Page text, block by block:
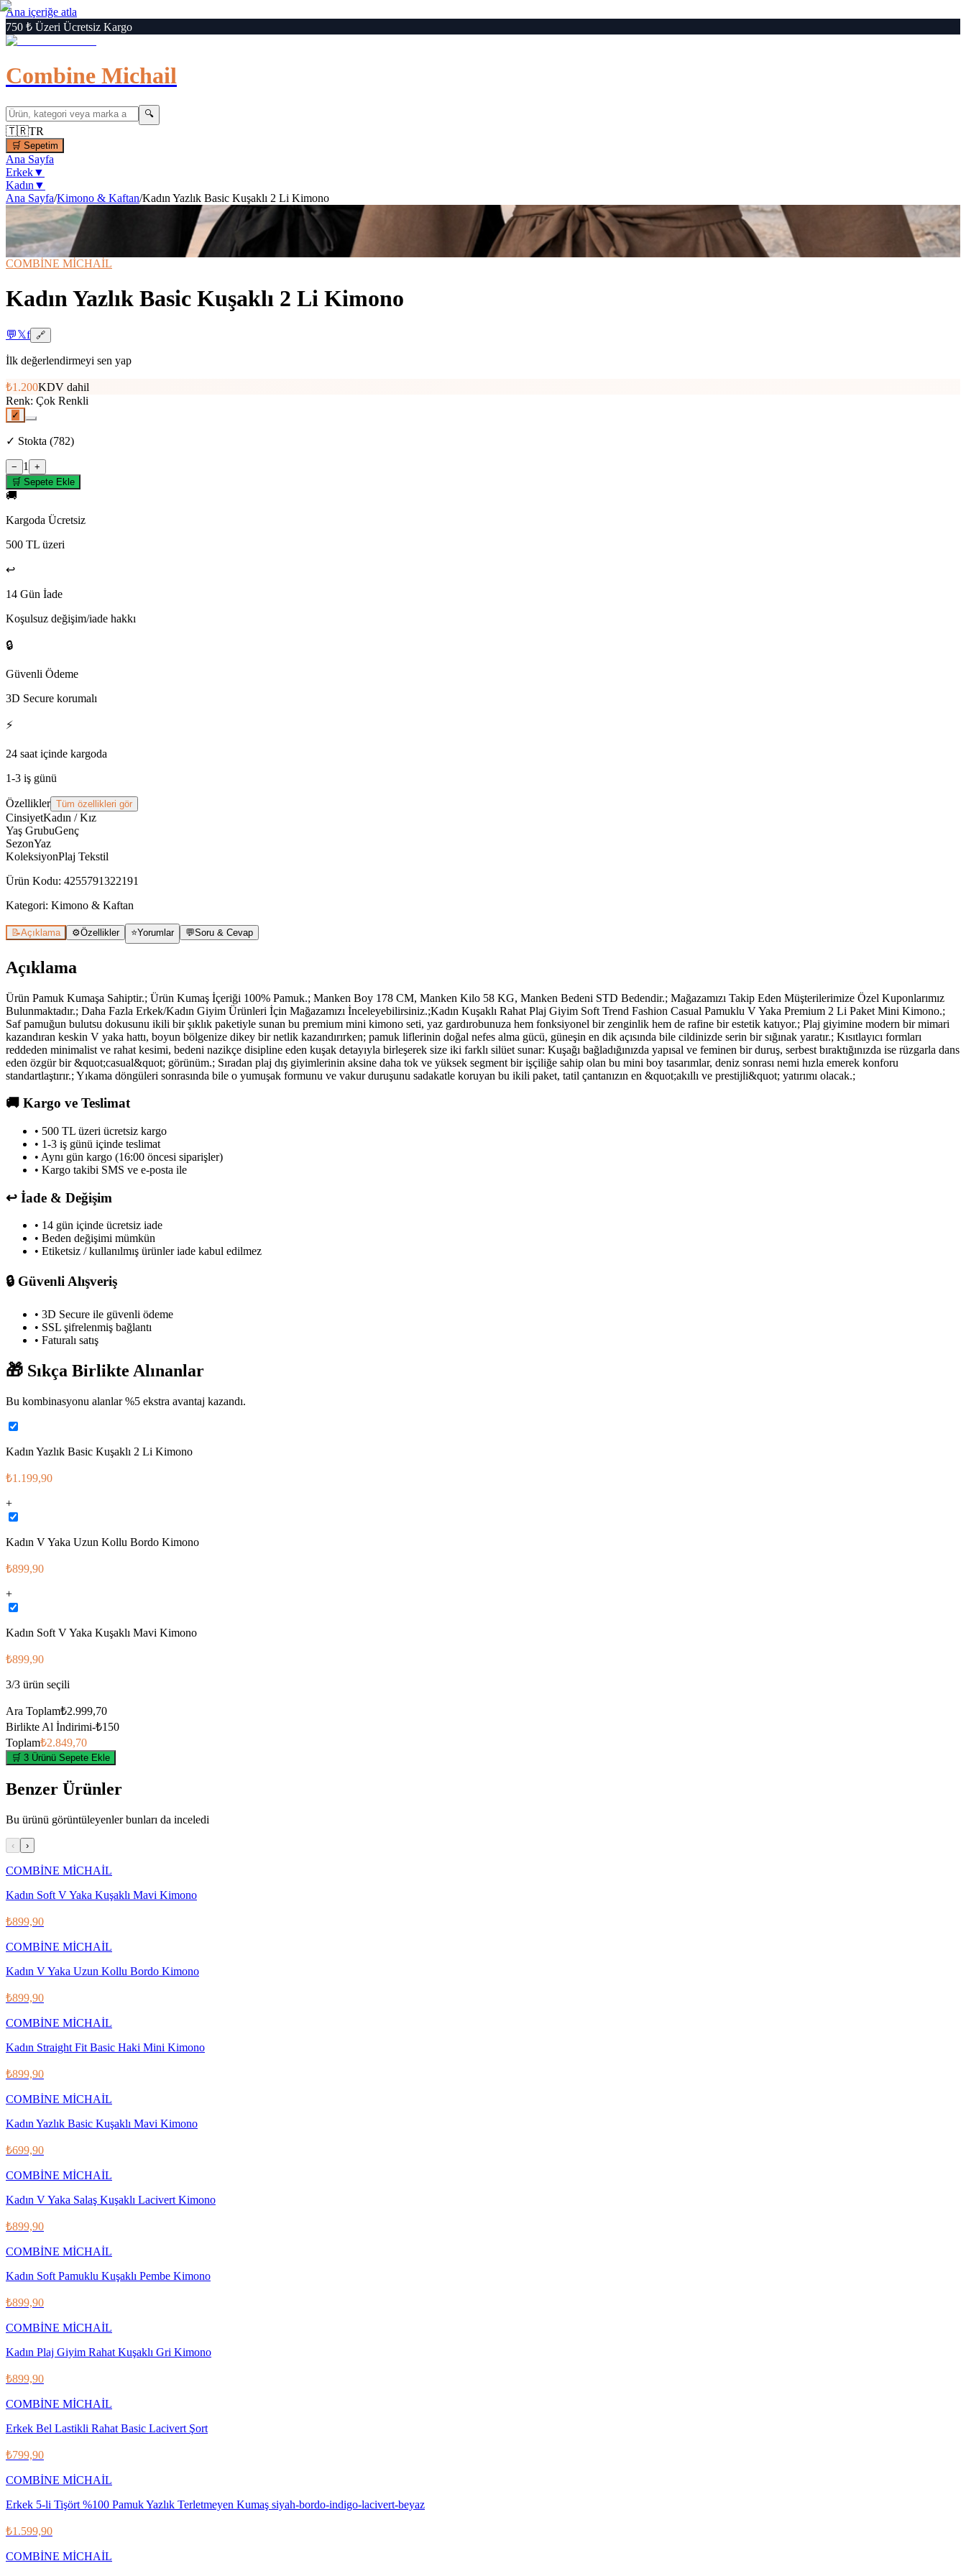
Ana içeriğe atla
750 ₺ Üzeri Ücretsiz Kargo
Combine Michail
🔍
🇹🇷TR
🛒 Sepetim
Ana Sayfa
Erkek▼
Kadın ▼
Ana Sayfa/Kimono & Kaftan/Kadın Yazlık Basic Kuşaklı 2 Li Kimono
‹ › 1/ 7 Büyüt
📦 Kargo Bedava
COMBİNE MİCHAİL
Kadın Yazlık Basic Kuşaklı 2 Li Kimono
💬𝕏f 🔗
İlk değerlendirmeyi sen yap
₺1.200KDV dahil
Renk: Çok Renkli
✓
✓ Stokta (782)
− 1
+
🛒 Sepete Ekle
🚚
Kargoda Ücretsiz
500 TL üzeri
↩️
14 Gün İade
Koşulsuz değişim/iade hakkı
🔒
Güvenli Ödeme
3D Secure korumalı
⚡
24 saat içinde kargoda
1-3 iş günü
Özellikler Tüm özellikleri gör
CinsiyetKadın / Kız
Yaş GrubuGenç
SezonYaz
KoleksiyonPlaj Tekstil
Ürün Kodu: 4255791322191
Kategori: Kimono & Kaftan
📝Açıklama ⚙️Özellikler ⭐Yorumlar 💬Soru & Cevap
Açıklama
Ürün Pamuk Kumaşa Sahiptir.; Ürün Kumaş İçeriği 100% Pamuk.; Manken Boy 178 CM, Manken Kilo 58 KG, Manken Bedeni STD Bedendir.; Mağazamızı Takip Eden Müşterilerimize Özel Kuponlarımız
Bulunmaktadır.; Daha Fazla Erkek/Kadın Giyim Ürünleri İçin Mağazamızı İnceleyebilirsiniz.;Kadın Kuşaklı Rahat Plaj Giyim Soft Trend Fashion Casual Pamuklu V Yaka Premium 2 Li Paket Mini Kimono.;
Saf pamuğun bulutsu dokusunu ikili bir şıklık paketiyle sunan bu premium mini kimono seti, yaz gardırobunuza hem fonksiyonel bir zenginlik hem de rafine bir estetik katıyor.; Plaj giyimine modern bir mimari
kazandıran keskin V yaka hattı, boyun bölgenize dikey bir netlik kazandırırken; pamuk liflerinin doğal nefes alma gücü, güneşin en dik açısında bile cildinizde serin bir sığınak yaratır.; Kısıtlayıcı formları
reddeden minimalist ve rahat kesimi, bedeni nazikçe disipline eden kuşak detayıyla birleşerek size iki farklı silüet sunar: Kuşağı bağladığınızda yapısal ve feminen bir duruş, serbest bıraktığınızda ise rüzgarla dans
eden özgür bir &quot;casual&quot; görünüm.; Sıradan plaj dış giyimlerinin aksine daha tok ve yüksek segment bir işçiliğe sahip olan bu mini boy tasarımlar, deniz sonrası nemi hızla emerek konforu
standartlaştırır.; Yıkama döngüleri sonrasında bile o yumuşak formunu ve vakur duruşunu sadakatle koruyan bu ikili paket, tatil çantanızın en &quot;akıllı ve prestijli&quot; yatırımı olacak.;
🚚 Kargo ve Teslimat
• 500 TL üzeri ücretsiz kargo
• 1-3 iş günü içinde teslimat
• Aynı gün kargo (16:00 öncesi siparişler)
• Kargo takibi SMS ve e-posta ile
↩️ İade & Değişim
• 14 gün içinde ücretsiz iade
• Beden değişimi mümkün
• Etiketsiz / kullanılmış ürünler iade kabul edilmez
🔒 Güvenli Alışveriş
• 3D Secure ile güvenli ödeme
• SSL şifrelenmiş bağlantı
• Faturalı satış
🎁 Sıkça Birlikte Alınanlar
Bu kombinasyonu alanlar %5 ekstra avantaj kazandı.
Kadın Yazlık Basic Kuşaklı 2 Li Kimono
₺1.199,90
+
Kadın V Yaka Uzun Kollu Bordo Kimono
₺899,90
+
Kadın Soft V Yaka Kuşaklı Mavi Kimono
₺899,90
3/3 ürün seçili
Ara Toplam₺2.999,70
Birlikte Al İndirimi-₺150
Toplam₺2.849,70
🛒 3 Ürünü Sepete Ekle
Benzer Ürünler
Bu ürünü görüntüleyenler bunları da inceledi
‹ ›
COMBİNE MİCHAİL
Kadın Soft V Yaka Kuşaklı Mavi Kimono
₺899,90
COMBİNE MİCHAİL
Kadın V Yaka Uzun Kollu Bordo Kimono
₺899,90
COMBİNE MİCHAİL
Kadın Straight Fit Basic Haki Mini Kimono
₺899,90
COMBİNE MİCHAİL
Kadın Yazlık Basic Kuşaklı Mavi Kimono
₺699,90
COMBİNE MİCHAİL
Kadın V Yaka Salaş Kuşaklı Lacivert Kimono
₺899,90
COMBİNE MİCHAİL
Kadın Soft Pamuklu Kuşaklı Pembe Kimono
₺899,90
COMBİNE MİCHAİL
Kadın Plaj Giyim Rahat Kuşaklı Gri Kimono
₺899,90
COMBİNE MİCHAİL
Erkek Bel Lastikli Rahat Basic Lacivert Şort
₺799,90
COMBİNE MİCHAİL
Erkek 5-li Tişört %100 Pamuk Yazlık Terletmeyen Kumaş siyah-bordo-indigo-lacivert-beyaz
₺1.599,90
COMBİNE MİCHAİL